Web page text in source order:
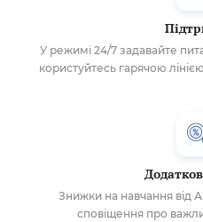
У режимі 24/7 задавайте
користуйтесь гарячою лінією
Знижки на навчання від
сповіщення про